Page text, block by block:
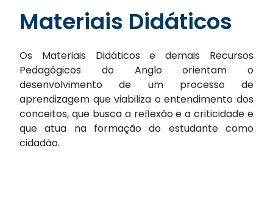
Materiais Didáticos
Os Materiais Didáticos e demais Recursos
Pedagógicos do Anglo orientam o
desenvolvimento de um processo de
aprendizagem que viabiliza o entendimento dos
conceitos, que busca a reﬂexão e a criticidade e
que atua na formação do estudante como
cidadão.